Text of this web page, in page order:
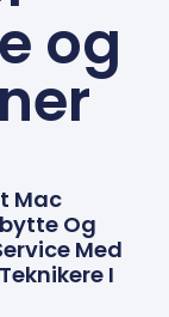
og
Mac
Og
Med
I